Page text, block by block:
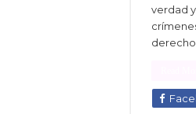
verdad